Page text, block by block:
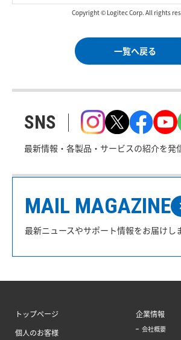
Copyright © Logitec Corp. All rights
一覧へ戻る
SNS
最新情報・各製品・サービスの紹介を発
MAIL MAGAZINE
最新ニュースやサポート情報をお届けし
トップページ
個人のお客様
企業情報
会社概要